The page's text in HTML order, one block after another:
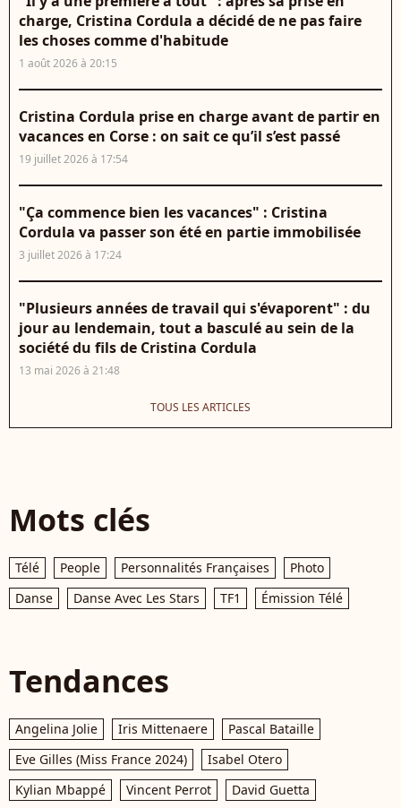
charge, Cristina Cordula a décidé de ne pas faire
les choses comme d'habitude
1 août 2026 à 20:15
Cristina Cordula prise en charge avant de partir en
vacances en Corse : on sait ce qu’il s’est passé
19 juillet 2026 à 17:54
"Ça commence bien les vacances" : Cristina
Cordula va passer son été en partie immobilisée
3 juillet 2026 à 17:24
"Plusieurs années de travail qui s'évaporent" : du
jour au lendemain, tout a basculé au sein de la
société du fils de Cristina Cordula
13 mai 2026 à 21:48
TOUS LES ARTICLES
Mots clés
Télé People Personnalités Françaises
Photo
Danse
Danse Avec Les Stars TF1 Émission Télé
Tendances
Angelina Jolie Iris Mittenaere
Pascal Bataille
Eve Gilles (Miss France 2024)
Isabel Otero
Kylian Mbappé
Vincent Perrot David Guetta